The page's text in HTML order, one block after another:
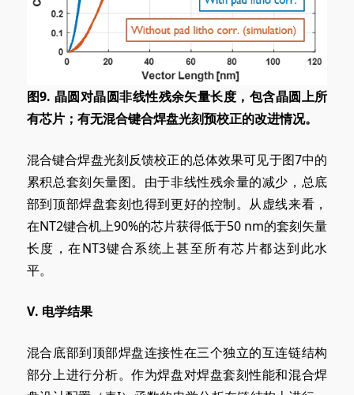
图9. 晶圆对晶圆非线性残余矢量长度，包含晶圆上所
有芯片；有无混合键合焊盘光刻预校正的改进情况。
混合键合焊盘光刻反馈校正的总体效果可见于图7中的
累积总套刻矢量图。由于非线性残余量的减少，总底
部到顶部焊盘套刻也得到更好的控制。从虚线来看，
在NT2键合机上90%的芯片获得低于50 nm的套刻矢量
长度，在NT3键合系统上甚至所有芯片都达到此水
平。
V. 电学结果
混合底部到顶部焊盘连接性在三个独立的互连链结构
部分上进行分析。作为焊盘对焊盘套刻性能和混合焊